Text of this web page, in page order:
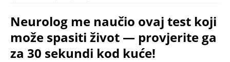
Neurolog me naučio ovaj test koji
može spasiti život — provjerite ga
za 30 sekundi kod kuće!